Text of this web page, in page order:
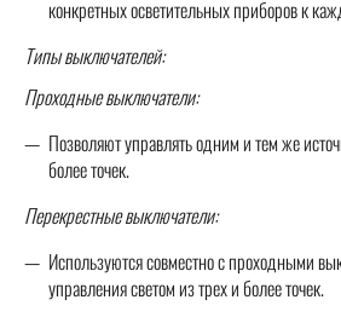
конкретных осветительных приборов к
Типы выключателей:
Проходные выключатели:
Позволяют управлять одним и тем же
более точек.
Перекрестные выключатели:
Используются совместно с проходными
управления светом из трех и более точек.